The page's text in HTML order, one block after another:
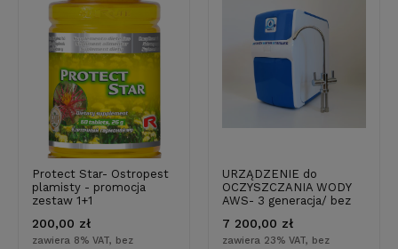
Protect Star- Ostropest
plamisty - promocja
zestaw 1+1
200,00 zł
zawiera 8% VAT, bez
URZĄDZENIE do
OCZYSZCZANIA WODY
AWS- 3 generacja/ bez
/Z BATERIĄ/ Filtr do
wody
7 200,00 zł
zawiera 23% VAT, bez